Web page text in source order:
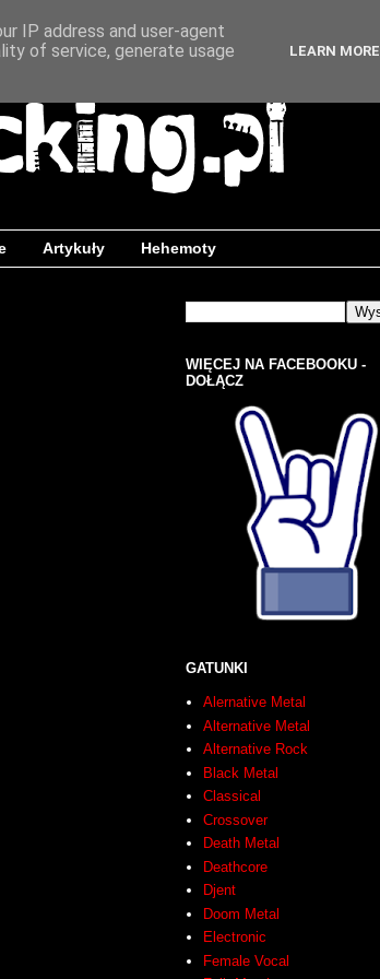
Artykuły Hehemoty
WIĘCEJ NA FACEBOOKU -
DOŁĄCZ
GATUNKI
Alernative Metal
Alternative Metal
Alternative Rock
Black Metal
Classical
Crossover
Death Metal
Deathcore
Djent
Doom Metal
Electronic
Female Vocal
IP address and user-agent
of service, generate usage
LEARN MORE